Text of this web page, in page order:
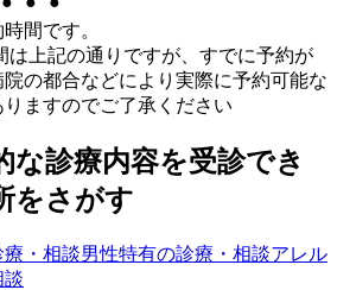
間です。
上記の通りですが、すでに予約が
の都合などにより実際に予約可能な
ますのでご了承ください
な診療内容を受診でき
をさがす
・相談男性特有の診療・相談アレル
談